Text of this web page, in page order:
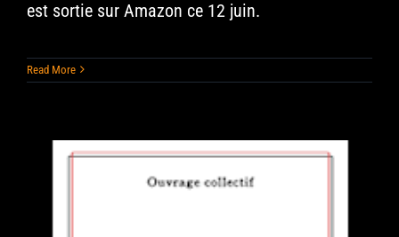
est sortie sur Amazon ce 12 juin.
Read More